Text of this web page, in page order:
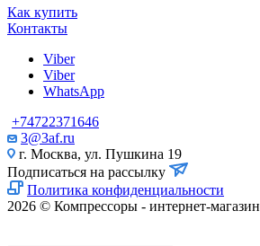
Как купить
Контакты
Viber
Viber
WhatsApp
+74722371646
3@3af.ru
г. Москва, ул. Пушкина 19
Подписаться на рассылку
Политика конфиденциальности
2026 © Компрессоры - интернет-магазин